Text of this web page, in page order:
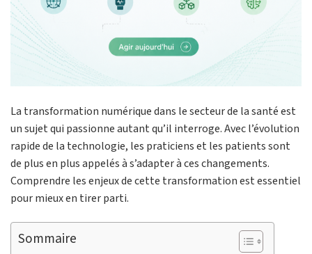
La transformation numérique dans le secteur de la santé est
un sujet qui passionne autant qu’il interroge. Avec l’évolution
rapide de la technologie, les praticiens et les patients sont
de plus en plus appelés à s’adapter à ces changements.
Comprendre les enjeux de cette transformation est essentiel
pour mieux en tirer parti.
Sommaire